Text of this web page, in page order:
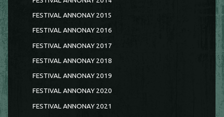
FESTIVAL ANNONAY 2015
FESTIVAL ANNONAY 2016
FESTIVAL ANNONAY 2017
FESTIVAL ANNONAY 2018
FESTIVAL ANNONAY 2019
FESTIVAL ANNONAY 2020
FESTIVAL ANNONAY 2021